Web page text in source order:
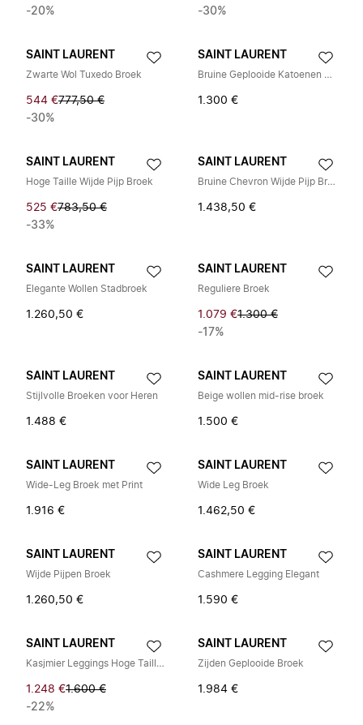
-20% -30%
SAINT LAURENT
Zwarte Wol Tuxedo Broek
544 €777,50 €
-30%
SAINT LAURENT
Bruine Geplooide Katoenen Broek
1.300 €
SAINT LAURENT
Hoge Taille Wijde Pijp Broek
525 €783,50 €
-33%
SAINT LAURENT
Bruine Chevron Wijde Pijp Broek
1.438,50 €
SAINT LAURENT
Elegante Wollen Stadbroek
1.260,50 €
SAINT LAURENT
Reguliere Broek
1.079 €1.300 €
-17%
SAINT LAURENT
Stijlvolle Broeken voor Heren
1.488 €
SAINT LAURENT
Beige wollen mid-rise broek
1.500 €
SAINT LAURENT
Wide-Leg Broek met Print
1.916 €
SAINT LAURENT
Wide Leg Broek
1.462,50 €
SAINT LAURENT
Wijde Pijpen Broek
1.260,50 €
SAINT LAURENT
Cashmere Legging Elegant
1.590 €
SAINT LAURENT
Kasjmier Leggings Hoge Taille Elastische Taille
1.248 €1.600 €
-22%
SAINT LAURENT
Zijden Geplooide Broek
1.984 €